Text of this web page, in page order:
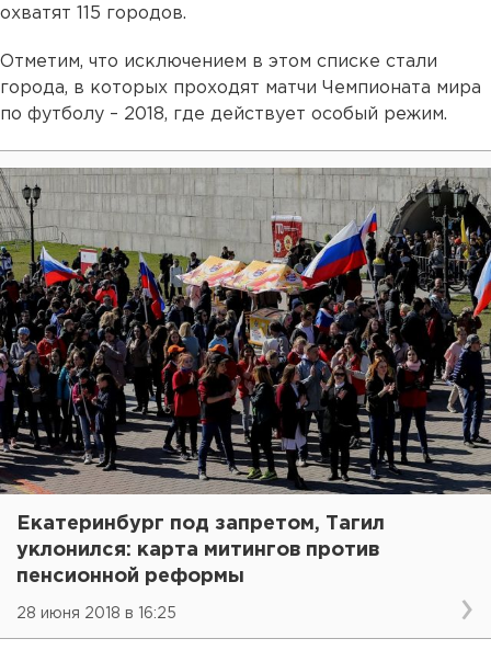
охватят 115 городов.
Отметим, что исключением в этом списке стали
города, в которых проходят матчи Чемпионата мира
по футболу – 2018, где действует особый режим.
Екатеринбург под запретом, Тагил
уклонился: карта митингов против
пенсионной реформы
28 июня 2018 в 16:25